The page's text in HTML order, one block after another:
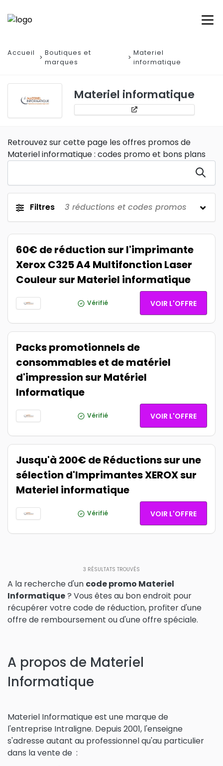
Accueil
Boutiques et
marques
Materiel
informatique
Materiel informatique
Retrouvez sur cette page les offres promos de
Materiel informatique : codes promo et bons plans
Filtres 3 réductions et codes promos
60€ de réduction sur l'imprimante
Xerox C325 A4 Multifonction Laser
Couleur sur Materiel informatique
Vérifié VOIR L'OFFRE
Packs promotionnels de
consommables et de matériel
d'impression sur Matériel
Informatique
Vérifié VOIR L'OFFRE
Jusqu'à 200€ de Réductions sur une
sélection d'Imprimantes XEROX sur
Materiel informatique
Vérifié VOIR L'OFFRE
3 RÉSULTATS TROUVÉS
A la recherche d'un code promo Materiel
Informatique? Vous êtes au bon endroit pour
récupérer votre code de réduction, profiter d'une
offre de remboursement ou d'une offre spéciale.
A propos de Materiel
Informatique
Materiel Informatique est une marque de
l'entreprise Intraligne. Depuis 2001, l'enseigne
s'adresse autant au professionnel qu'au particulier
dans la vente de :